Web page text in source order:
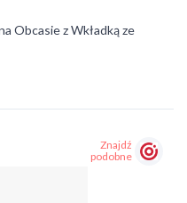
Obcasie z Wkładką ze
Znajdź
podobne